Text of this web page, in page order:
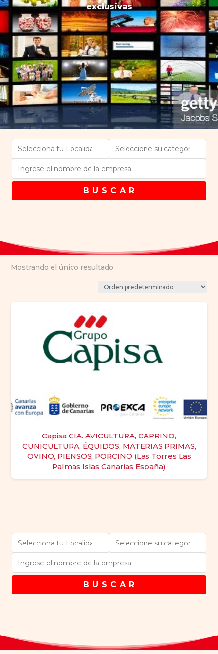
exclusivas
B U S C A R
Mostrando el único resultado
Capisa CIA. AVICULTURA, CAPRINO,
CUNICULTURA, ÉQUIDOS, MATERIAS PRIMAS,
OVINO, PIENSOS, PORCINO (Las Torres Las
Palmas Islas Canarias España)
B U S C A R